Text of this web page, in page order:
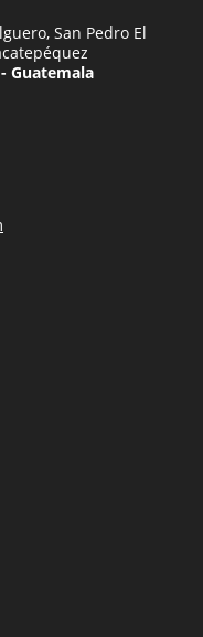
San Pedro El
Guatemala